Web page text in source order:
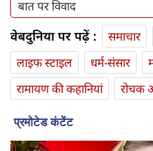
बात पर विवाद
वेबदुनिया पर पढ़ें : समाचार
लाइफ स्‍टाइल
धर्म-संसार
रामायण की कहानियां
रोचक